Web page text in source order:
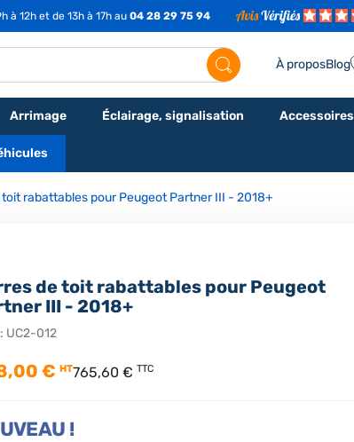
12h et de 13h à 17h au 04 28 29 75 94
À proposBlog
Arrimage Éclairage, signalisation Accessoires
toit rabattables pour Peugeot Partner III - 2018+
de toit rabattables pour Peugeot
III - 2018+
UC2-012
€ HT765,60 € TTC
!